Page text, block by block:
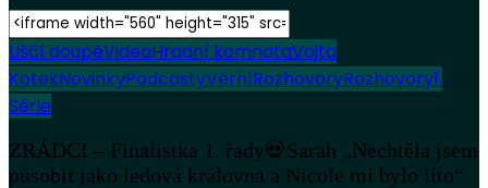
Liščí doupěVideaHradní komnataVojta
KotekNovinkyPodcastyVěrníRozhovoryRozhovory1.
Série
ZRÁDCI – Finalistka 1. řady💀Sarah „Nechtěla jsem
působit jako ledová královna a Nicole mi bylo líto“